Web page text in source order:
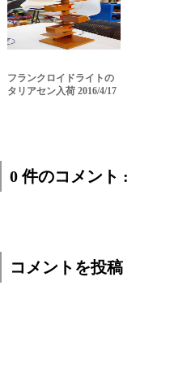
フランクロイドライトの
タリアセン入荷 2016/4/17
0 件のコメント :
コメントを投稿